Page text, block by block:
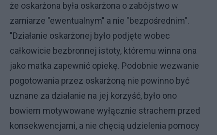
że oskarżona była oskarżona o zabójstwo w
zamiarze "ewentualnym" a nie "bezpośrednim".
"Działanie oskarżonej było podjęte wobec
całkowicie bezbronnej istoty, któremu winna ona
jako matka zapewnić opiekę. Podobnie wezwanie
pogotowania przez oskarżoną nie powinno być
uznane za działanie na jej korzyść, było ono
bowiem motywowane wyłącznie strachem przed
konsekwencjami, a nie chęcią udzielenia pomocy